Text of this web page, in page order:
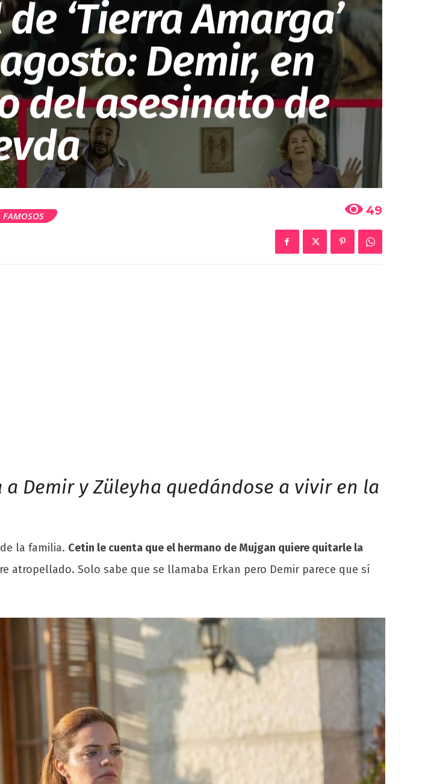
‘Tierra Amarga’
Demir, en
del asesinato de
FAMOSOS 49
Demir y Züleyha quedándose a vivir en la
la familia. Cetin le cuenta que el hermano de Mujgan quiere quitarle la
atropellado. Solo sabe que se llamaba Erkan pero Demir parece que sí